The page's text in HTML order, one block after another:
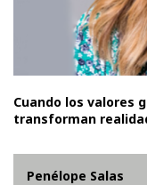
Cuando los valores
transforman
Penélope Salas